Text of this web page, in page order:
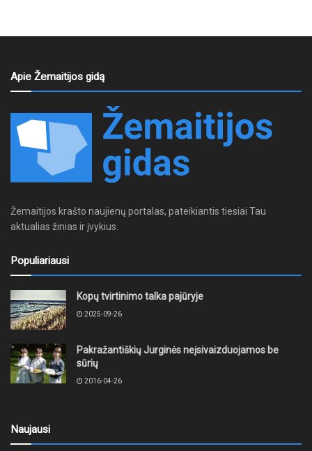
Apie Žemaitijos gidą
Žemaitijos krašto naujienų portalas, pateikiantis tiesiai Tau
aktualias žinias ir įvykius.
Populiariausi
Kopų tvirtinimo talka pajūryje
2025-09-26
Pakražantiškių Jurginės neįsivaizduojamos be
sūrių
2016-04-26
Naujausi